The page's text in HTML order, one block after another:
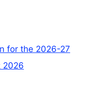
for the 2026-27
2026